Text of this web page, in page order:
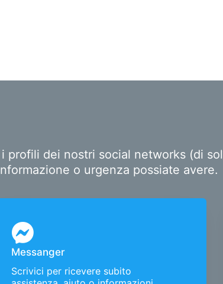
profili dei nostri social networks (di
o urgenza possiate avere.
Messanger
Scrivici per ricevere subito